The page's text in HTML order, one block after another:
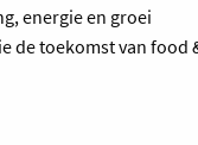
energie en groei
de toekomst van food